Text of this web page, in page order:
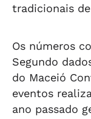
tradicionais
Os números
Segundo
do Maceió
eventos
ano passado